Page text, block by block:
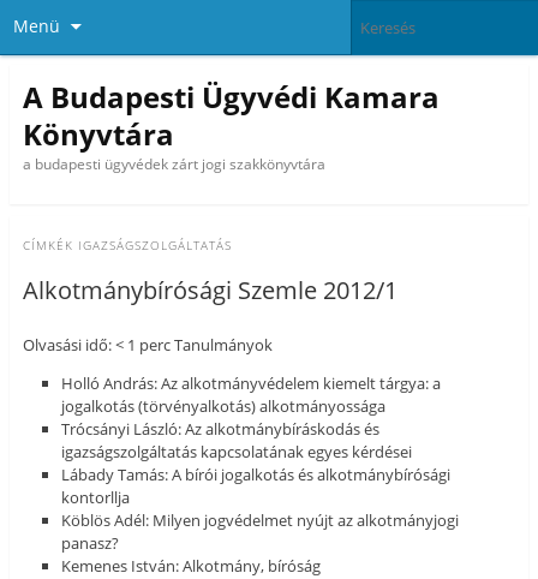
Menü
A Budapesti Ügyvédi Kamara
Könyvtára
a budapesti ügyvédek zárt jogi szakkönyvtára
CÍMKÉK IGAZSÁGSZOLGÁLTATÁS
Alkotmánybírósági Szemle 2012/1
Olvasási idő: < 1 perc Tanulmányok
Holló András: Az alkotmányvédelem kiemelt tárgya: a
jogalkotás (törvényalkotás) alkotmányossága
Trócsányi László: Az alkotmánybíráskodás és
igazságszolgáltatás kapcsolatának egyes kérdései
Lábady Tamás: A bírói jogalkotás és alkotmánybírósági
kontorllja
Köblös Adél: Milyen jogvédelmet nyújt az alkotmányjogi
panasz?
Kemenes István: Alkotmány, bíróság